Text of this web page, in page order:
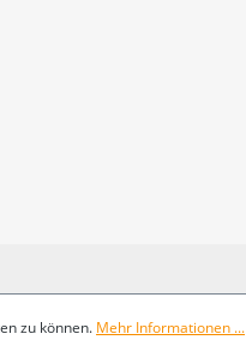
zu können. Mehr Informationen ...